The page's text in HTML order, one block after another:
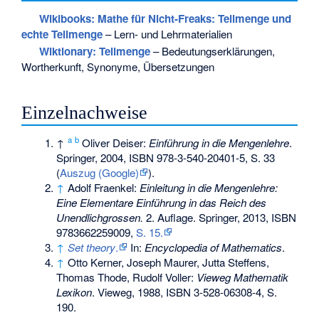
Wikibooks: Mathe für Nicht-Freaks: Teilmenge und
echte Teilmenge– Lern- und Lehrmaterialien
Wiktionary: Teilmenge– Bedeutungserklärungen,
Wortherkunft, Synonyme, Übersetzungen
Einzelnachweise
↑a b Oliver Deiser: Einführung in die Mengenlehre.
Springer, 2004, ISBN 978-3-540-20401-5, S. 33
(Auszug (Google)
).
↑ Adolf Fraenkel: Einleitung in die Mengenlehre:
Eine Elementare Einführung in das Reich des
Unendlichgrossen. 2. Auflage. Springer, 2013, ISBN
9783662259009,S. 15.
↑ Set theory. In: Encyclopedia of Mathematics.
↑ Otto Kerner, Joseph Maurer, Jutta Steffens,
Thomas Thode, Rudolf Voller: Vieweg Mathematik
Lexikon. Vieweg, 1988, ISBN 3-528-06308-4, S.
190.